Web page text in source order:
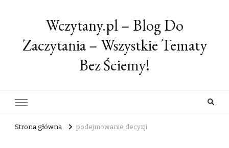
Wczytany.pl – Blog Do
Zaczytania – Wszystkie Tematy
Bez Ściemy!
Strona główna podejmowanie decyzji